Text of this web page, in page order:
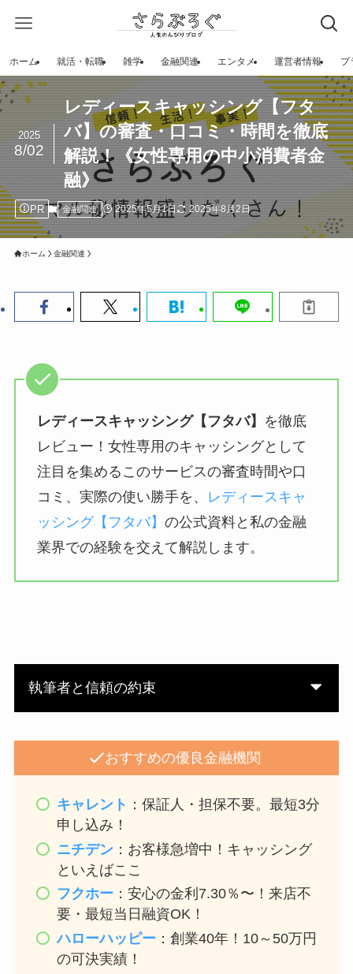
ホーム 就活・転職 雑学 金融関連 エンタメ 運営者情報 プ
レディースキャッシング【フタ
バ】の審査・口コミ・時間を徹底
解説！《女性専用の中小消費者金
融》
2025
8/02
PR 金融関連 2025年5月1日 2025年8月2日
ホーム 金融関連
レディースキャッシング【フタバ】
を徹底
レビュー！女性専用のキャッシングとして
注目を集めるこのサービスの審査時間や口
コミ、実際の使い勝手を、
レディースキャ
ッシング【フタバ】 の公式資料と私の金融
業界での経験を交えて解説します。
執筆者と信頼の約束
おすすめの優良金融機関
キャレント ：保証人・担保不要。最短3分
申し込み！
ニチデン：お客様急増中！キャッシング
といえばここ
フクホー ：安心の金利7.30％〜！来店不
要・最短当日融資OK！
ハローハッピー ：創業40年！10～50万円
の可決実績！